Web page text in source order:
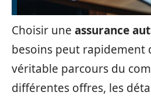
Choisir une assurance
besoins peut rapidement
véritable parcours du
différentes offres, les